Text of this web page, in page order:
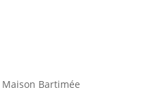
Bartimée